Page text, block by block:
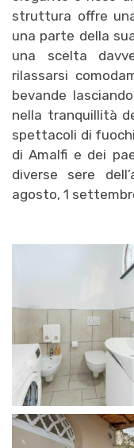
struttura offre
una parte della
una scelta
rilassarsi
bevande
nella tranquillità
spettacoli di
di Amalfi e dei
diverse sere
agosto, 1